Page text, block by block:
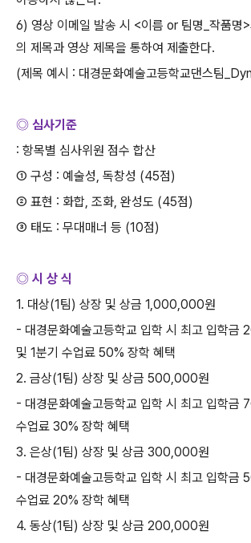
6) 영상 이메일 발송 시 <이름 or 팀명 작품명>
의 제목과 영상 제목을 통하여 제출한다.
(제목 예시 : 대경문화예술고등학교댄스팀
◎ 심사기준
: 항목별 심사위원 점수 합산
① 구성 : 예술성, 독창성 (45점)
② 표현 : 화합, 조화, 완성도 (45점)
③ 태도 : 무대매너 등 (10점)
◎ 시 상 식
1. 대상(1팀) 상장 및 상금 1,000,000원
- 대경문화예술고등학교 입학 시 최고 입학금
및 1분기 수업료 50% 장학 혜택
2. 금상(1팀) 상장 및 상금 500,000원
- 대경문화예술고등학교 입학 시 최고 입학금
수업료 30% 장학 혜택
3. 은상(1팀) 상장 및 상금 300,000원
- 대경문화예술고등학교 입학 시 최고 입학금
수업료 20% 장학 혜택
4. 동상(1팀) 상장 및 상금 200,000원